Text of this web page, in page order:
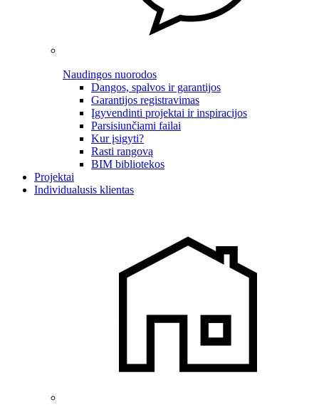
Naudingos nuorodos
Dangos, spalvos ir garantijos
Garantijos registravimas
Įgyvendinti projektai ir inspiracijos
Parsisiunčiami failai
Kur įsigyti?
Rasti rangovą
BIM bibliotekos
Projektai
Individualusis klientas